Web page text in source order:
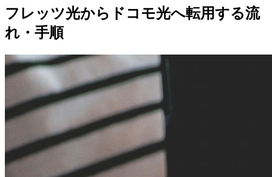
フレッツ光からドコモ光へ転用する流
れ・手順